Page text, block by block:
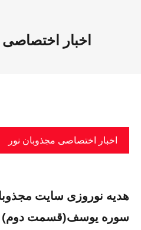
اخبار
اخبار اختصاصی مجذوبان نور
هدیه نوروزی سایت
سوره يوسف(قسمت دوم)